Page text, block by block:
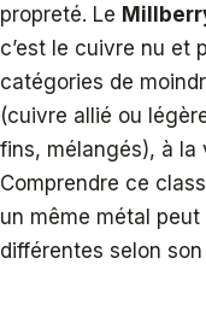
propreté. Le
c’est le cuivre nu et
catégories de
(cuivre allié ou
fins, mélangés), à la
Comprendre ce
un même métal
différentes selon son